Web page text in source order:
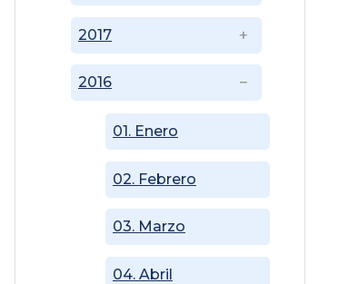
2016
01. Enero
02. Febrero
03. Marzo
04. Abril
2017